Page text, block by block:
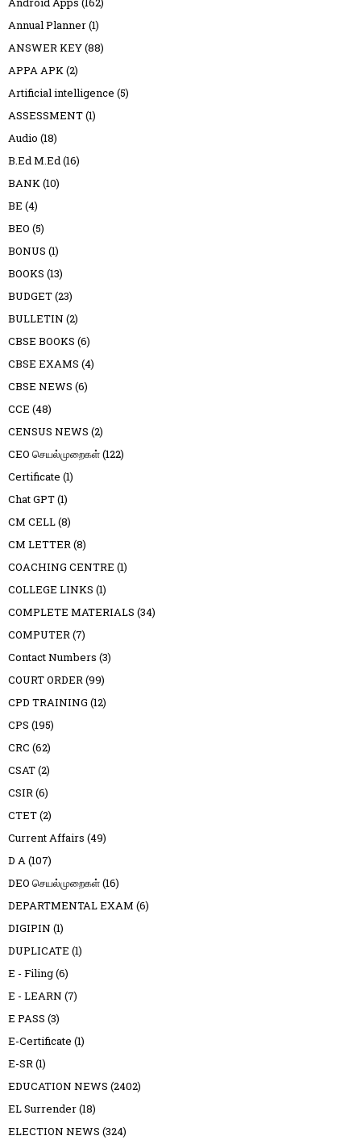
Annual Planner(1)
ANSWER KEY(88)
APPA APK(2)
Artificial intelligence (5)
ASSESSMENT(1)
Audio (18)
B.Ed M.Ed(16)
BANK(10)
BE (4)
BEO (5)
BONUS (1)
BOOKS (13)
BUDGET(23)
BULLETIN (2)
CBSE BOOKS (6)
CBSE EXAMS (4)
CBSE NEWS (6)
CCE (48)
CENSUS NEWS (2)
CEO செயல்முறைகள்(122)
Certificate (1)
Chat GPT(1)
CM CELL(8)
CM LETTER(8)
COACHING CENTRE (1)
COLLEGE LINKS (1)
COMPLETE MATERIALS (34)
COMPUTER(7)
Contact Numbers (3)
COURT ORDER(99)
CPD TRAINING (12)
CPS (195)
CRC (62)
CSAT(2)
CSIR(6)
CTET(2)
Current Affairs (49)
D A(107)
DEO செயல்முறைகள்(16)
DEPARTMENTAL EXAM (6)
DIGIPIN (1)
DUPLICATE (1)
E - Filing(6)
E - LEARN (7)
E PASS (3)
E-Certificate (1)
E-SR(1)
EDUCATION NEWS (2402)
EL Surrender(18)
ELECTION NEWS (324)